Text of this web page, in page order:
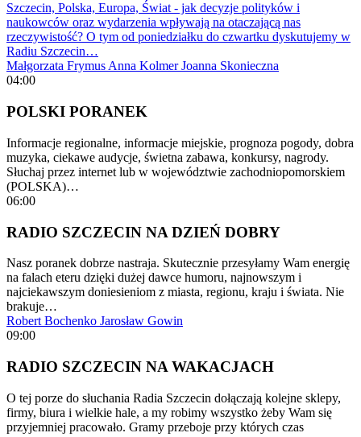
Szczecin, Polska, Europa, Świat - jak decyzje polityków i
naukowców oraz wydarzenia wpływają na otaczającą nas
rzeczywistość? O tym od poniedziałku do czwartku dyskutujemy w
Radiu Szczecin…
Małgorzata FrymusAnna Kolmer Joanna Skonieczna
04:00
POLSKI PORANEK
Informacje regionalne, informacje miejskie, prognoza pogody, dobra
muzyka, ciekawe audycje, świetna zabawa, konkursy, nagrody.
Słuchaj przez internet lub w województwie zachodniopomorskiem
(POLSKA)…
06:00
RADIO SZCZECIN NA DZIEŃ DOBRY
Nasz poranek dobrze nastraja. Skutecznie przesyłamy Wam energię
na falach eteru dzięki dużej dawce humoru, najnowszym i
najciekawszym doniesieniom z miasta, regionu, kraju i świata. Nie
brakuje…
Robert Bochenko Jarosław Gowin
09:00
RADIO SZCZECIN NA WAKACJACH
O tej porze do słuchania Radia Szczecin dołączają kolejne sklepy,
firmy, biura i wielkie hale, a my robimy wszystko żeby Wam się
przyjemniej pracowało. Gramy przeboje przy których czas